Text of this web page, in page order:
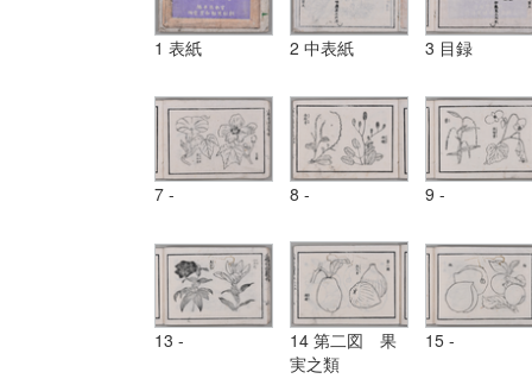
1 表紙 2 中表紙 3 目録
7 - 8 - 9 -
13 -
14 第二図 果
実之類
15 -